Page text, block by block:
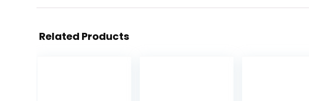
Related Products